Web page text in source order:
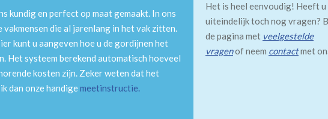
kundig en perfect op maat gemaakt. In ons
die al jarenlang in het vak zitten.
kunt u aangeven hoe u de gordijnen het
Het systeem berekend automatisch hoeveel
kosten zijn. Zeker weten dat het
dan onze handigemeetinstructie.
Het is heel eenvoudig! Heeft u
uiteindelijk toch nog vragen?
de pagina met veelgestelde
vragenof neem contactmet